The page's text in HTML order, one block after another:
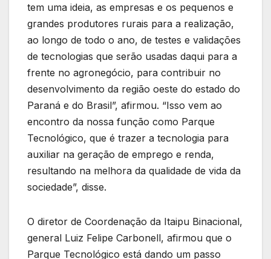
tem uma ideia, as empresas e os pequenos e
grandes produtores rurais para a realização,
ao longo de todo o ano, de testes e validações
de tecnologias que serão usadas daqui para a
frente no agronegócio, para contribuir no
desenvolvimento da região oeste do estado do
Paraná e do Brasil”, afirmou. “Isso vem ao
encontro da nossa função como Parque
Tecnológico, que é trazer a tecnologia para
auxiliar na geração de emprego e renda,
resultando na melhora da qualidade de vida da
sociedade”, disse.
O diretor de Coordenação da Itaipu Binacional,
general Luiz Felipe Carbonell, afirmou que o
Parque Tecnológico está dando um passo